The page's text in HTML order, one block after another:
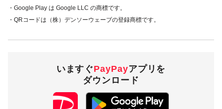
・Google Play は Google LLC の商標です。
・QRコードは（株）デンソーウェーブの登録商標です。
いますぐPayPayアプリを
ダウンロード